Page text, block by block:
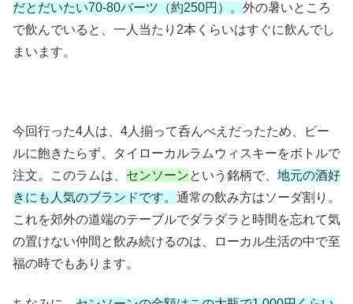
だとだいたい70-80バーツ（約250円）。 外の暑いところ
で飲んでいると、一人当たり2本くらいはすぐに飲んでし
まいます。
今回行った4人は、4人揃って呑んべえだったため、ビー
ルに飽きたらず、タイローカルラムウィスキーをボトルで
注文。このラムは、 センソーンという銘柄で、 地元の酒好
きにも人気のブランドです。 通常の飲み方はソーダ割り。
これを郊外の道端のテーブルでダラダラと時間を忘れて気
の置けない仲間と飲み続けるのは、ローカル生活の中で至
福の時でもあります。